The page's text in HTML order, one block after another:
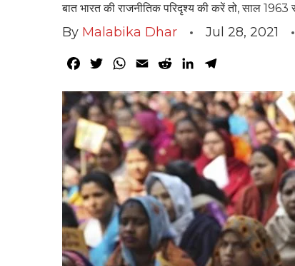
बात भारत की राजनीतिक परिदृश्य की करें तो, साल
By Malabika Dhar Jul 28, 2021
Facebook
TwitterWhatsApp
Email RedditLinkedIn